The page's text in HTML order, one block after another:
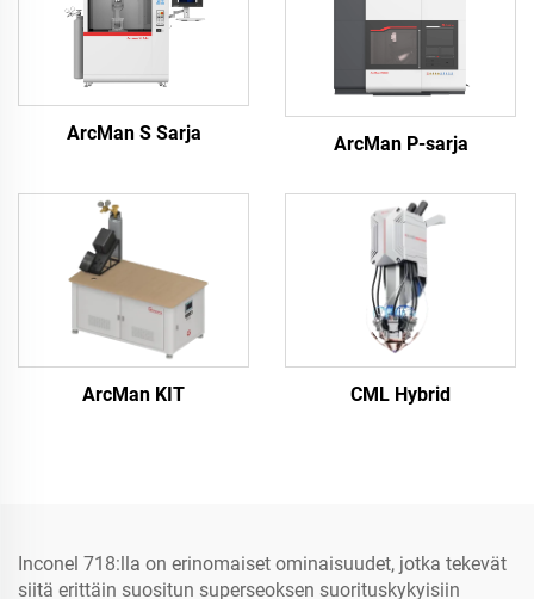
ArcMan S Sarja ArcMan P-sarja
ArcMan KIT CML Hybrid
Inconel 718:lla on erinomaiset ominaisuudet, jotka tekevät
siitä erittäin suositun superseoksen suorituskykyisiin